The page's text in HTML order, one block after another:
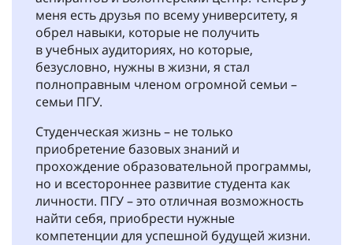
меня есть друзья по всему университету, я
обрел навыки, которые не получить
в учебных аудиториях, но которые,
безусловно, нужны в жизни, я стал
полноправным членом огромной семьи –
семьи ПГУ.
Студенческая жизнь – не только
приобретение базовых знаний и
прохождение образовательной программы,
но и всестороннее развитие студента как
личности. ПГУ – это отличная возможность
найти себя, приобрести нужные
компетенции для успешной будущей жизни.